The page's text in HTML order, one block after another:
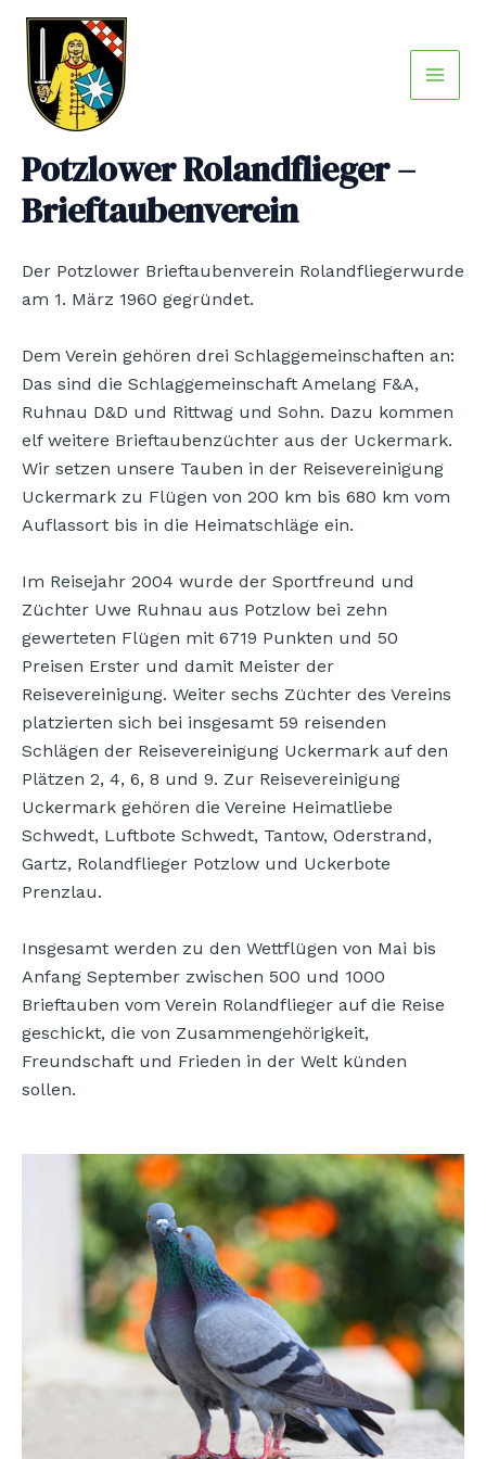
Zum
Inhalt
springen
Potzlower Rolandflieger –
Brieftaubenverein
Der Potzlower Brieftaubenverein Rolandfliegerwurde
am 1. März 1960 gegründet.
Dem Verein gehören drei Schlaggemeinschaften an:
Das sind die Schlaggemeinschaft Amelang F&A,
Ruhnau D&D und Rittwag und Sohn. Dazu kommen
elf weitere Brieftaubenzüchter aus der Uckermark.
Wir setzen unsere Tauben in der Reisevereinigung
Uckermark zu Flügen von 200 km bis 680 km vom
Auflassort bis in die Heimatschläge ein.
Im Reisejahr 2004 wurde der Sportfreund und
Züchter Uwe Ruhnau aus Potzlow bei zehn
gewerteten Flügen mit 6719 Punkten und 50
Preisen Erster und damit Meister der
Reisevereinigung. Weiter sechs Züchter des Vereins
platzierten sich bei insgesamt 59 reisenden
Schlägen der Reisevereinigung Uckermark auf den
Plätzen 2, 4, 6, 8 und 9. Zur Reisevereinigung
Uckermark gehören die Vereine Heimatliebe
Schwedt, Luftbote Schwedt, Tantow, Oderstrand,
Gartz, Rolandflieger Potzlow und Uckerbote
Prenzlau.
Insgesamt werden zu den Wettflügen von Mai bis
Anfang September zwischen 500 und 1000
Brieftauben vom Verein Rolandflieger auf die Reise
geschickt, die von Zusammengehörigkeit,
Freundschaft und Frieden in der Welt künden
sollen.